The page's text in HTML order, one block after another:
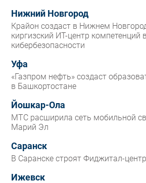
Нижний Новгород
Крайон создаст в Нижнем
киргизский ИТ-центр компетенций
кибербезопасности
Уфа
«Газпром нефть» создаст
в Башкортостане
Йошкар-Ола
МТС расширила сеть мобильной
Марий Эл
Саранск
В Саранске строят Фиджитал-
Ижевск